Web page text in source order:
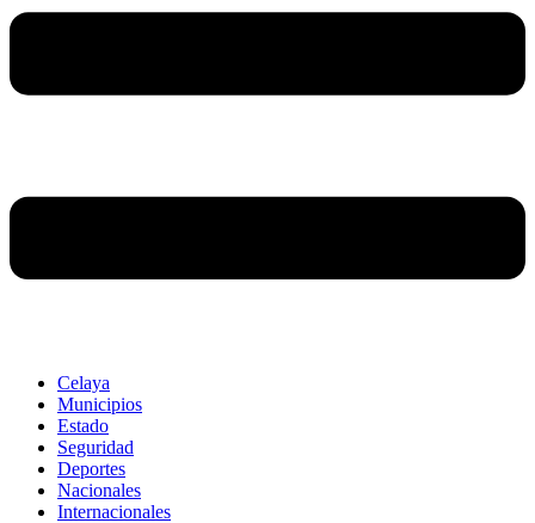
Celaya
Municipios
Estado
Seguridad
Deportes
Nacionales
Internacionales